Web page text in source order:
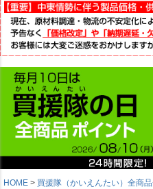
HOME
買援隊（かいえんたい）全商